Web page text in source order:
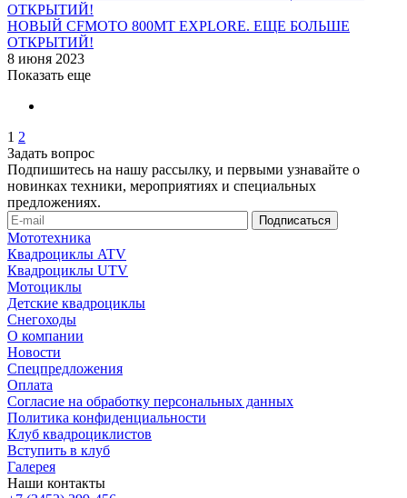
НОВЫЙ CFMOTO 800MT EXPLORE. ЕЩЕ БОЛЬШЕ
ОТКРЫТИЙ!
8 июня 2023
Показать еще
1 2
Задать вопрос
Подпишитесь на нашу рассылку, и первыми узнавайте о
новинках техники, мероприятиях и специальных
предложениях.
Мототехника
Квадроциклы ATV
Квадроциклы UTV
Мотоциклы
Детские квадроциклы
Снегоходы
О компании
Новости
Спецпредложения
Оплата
Согласие на обработку персональных данных
Политика конфиденциальности
Клуб квадроциклистов
Вступить в клуб
Галерея
Наши контакты